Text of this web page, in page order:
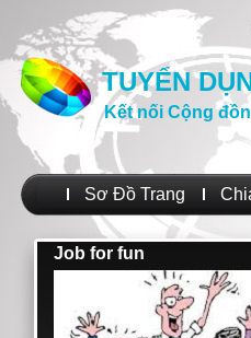
TUYỂN
Kết nối Cộng
Sơ Đồ Trang
Job for fun